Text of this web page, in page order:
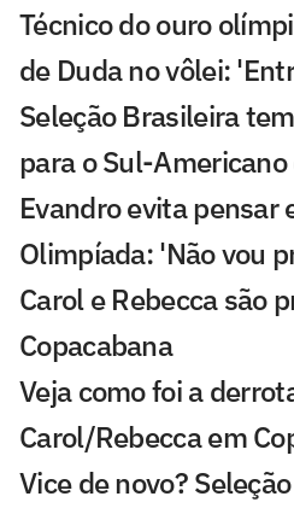
Técnico do ouro
de Duda no vôlei:
Seleção Brasileira
para o Sul-Americano
Evandro evita pensar
Olimpíada: 'Não vou
Carol e Rebecca são
Copacabana
Veja como foi a
Carol/Rebecca em
Vice de novo?